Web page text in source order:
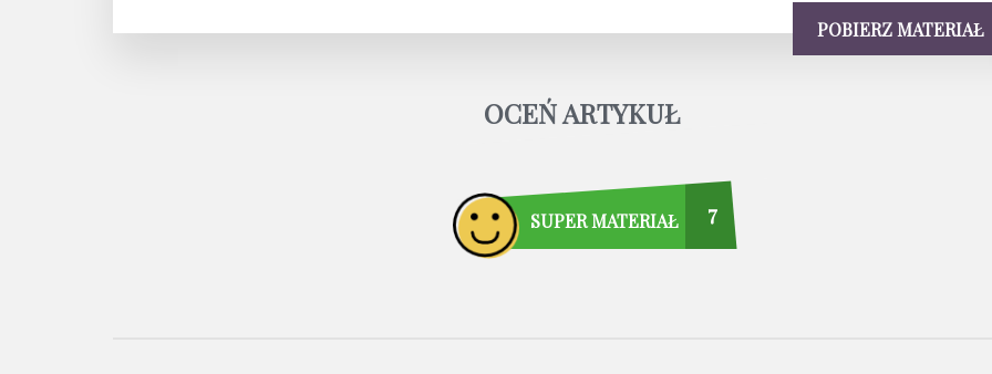
POBIERZ MATERIAŁ
OCEŃ ARTYKUŁ
SUPER MATERIAŁ 7